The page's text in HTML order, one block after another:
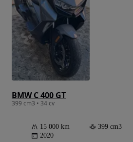
BMW C 400 GT
399 cm3 • 34 cv
15 000 km 399 cm3
2020